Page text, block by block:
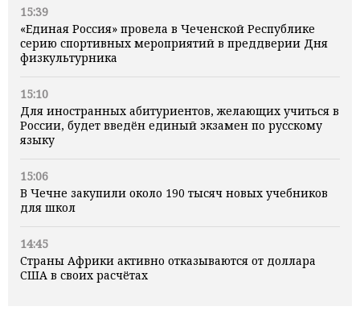
15:39
«Единая Россия» провела в Чеченской Республике
серию спортивных мероприятий в преддверии Дня
физкультурника
15:10
Для иностранных абитуриентов, желающих учиться в
России, будет введён единый экзамен по русскому
языку
15:06
В Чечне закупили около 190 тысяч новых учебников
для школ
14:45
Страны Африки активно отказываются от доллара
США в своих расчётах